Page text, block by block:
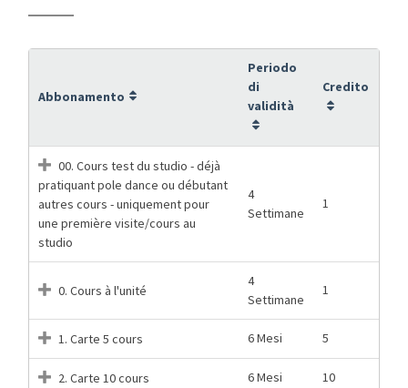
Abbonamento
Periodo
di
validità
Credito
00. Cours test du studio - déjà
pratiquant pole dance ou débutant
autres cours - uniquement pour
une première visite/cours au
studio
4
Settimane
1
0. Cours à l'unité
4
Settimane
1
1. Carte 5 cours 6 Mesi 5
2. Carte 10 cours 6 Mesi 10